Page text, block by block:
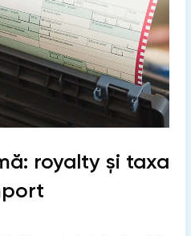
royalty și taxa